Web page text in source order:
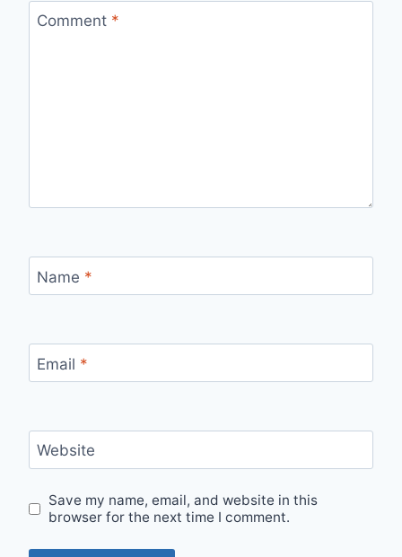
Comment *
Name *
Email *
Website
Save my name, email, and website in this
browser for the next time I comment.